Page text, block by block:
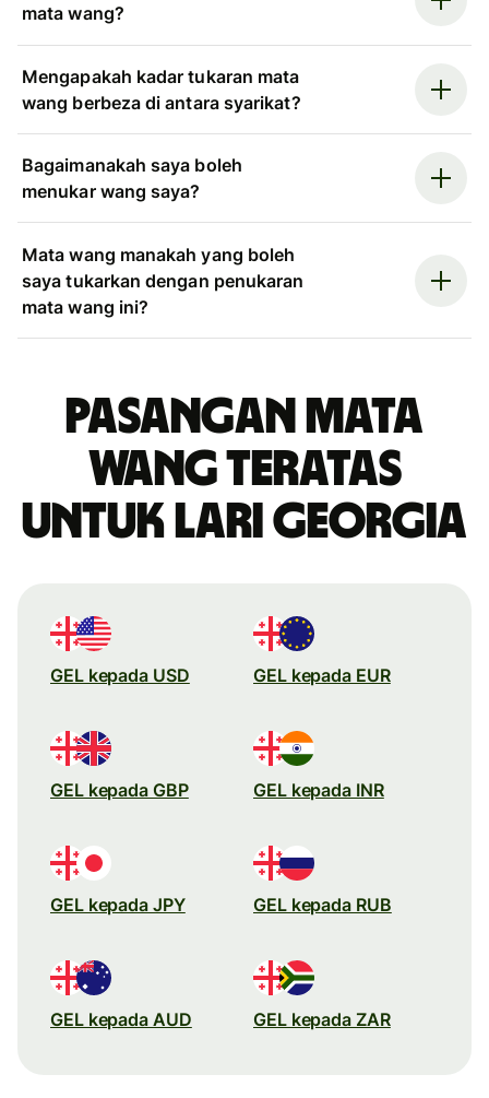
mata wang?
Mengapakah kadar tukaran mata
wang berbeza di antara syarikat?
Bagaimanakah saya boleh
menukar wang saya?
Mata wang manakah yang boleh
saya tukarkan dengan penukaran
mata wang ini?
Pasangan mata
wang teratas
untuk lari Georgia
GEL kepada USD GEL kepada EUR
GEL kepada GBP GEL kepada INR
GEL kepada JPY GEL kepada RUB
GEL kepada AUD GEL kepada ZAR